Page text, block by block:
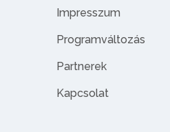
Impresszum
Programváltozás
Partnerek
Kapcsolat